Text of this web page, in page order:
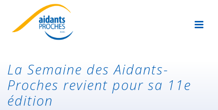
La Semaine des Aidants-
Proches revient pour sa 11e
édition